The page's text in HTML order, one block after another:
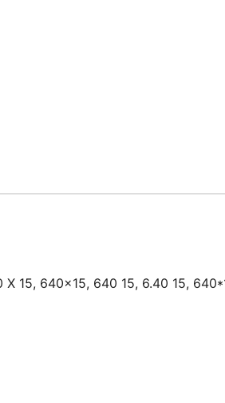
X 15, 640×15, 640 15, 6.40 15,